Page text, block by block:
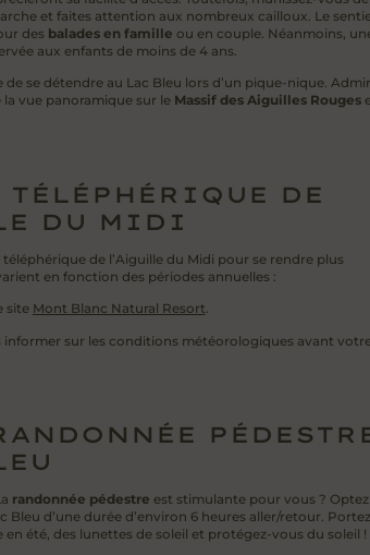
et faites attention aux nombreux cailloux. Le
des balades en famille ou en couple. Néanmoins,
aux enfants de moins de 4 ans.
de se détendre au Lac Bleu lors d’un pique-nique.
la vue panoramique sur le Massif des Aiguilles Rouges
TÉLÉPHÉRIQUE DE
DU MIDI
de l’Aiguille du Midi pour se rendre plus
en fonction des périodes annuelles :
site Mont Blanc Natural Resort.
informer sur les conditions météorologiques avant
randonnée pédestre est stimulante pour vous ?
Bleu d’une durée d’environ 6 heures aller/retour.
été, des lunettes de soleil et protégez-vous du soleil !